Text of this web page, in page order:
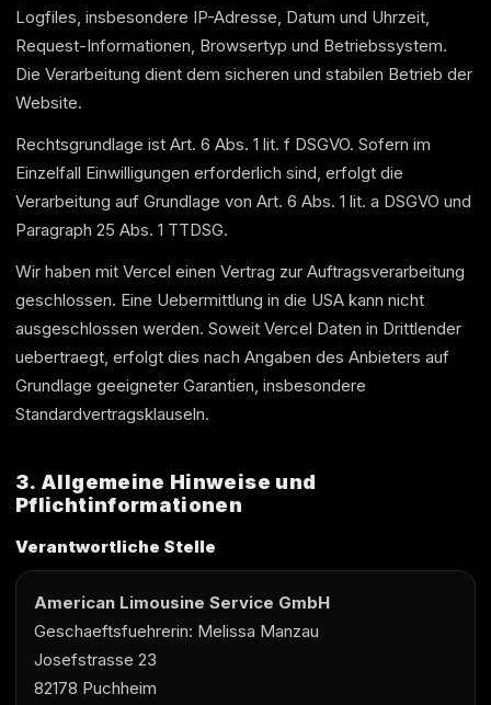
Logfiles, insbesondere IP-Adresse, Datum und Uhrzeit,
Request-Informationen, Browsertyp und Betriebssystem.
Die Verarbeitung dient dem sicheren und stabilen Betrieb der
Website.
Rechtsgrundlage ist Art. 6 Abs. 1 lit. f DSGVO. Sofern im
Einzelfall Einwilligungen erforderlich sind, erfolgt die
Verarbeitung auf Grundlage von Art. 6 Abs. 1 lit. a DSGVO und
Paragraph 25 Abs. 1 TTDSG.
Wir haben mit Vercel einen Vertrag zur Auftragsverarbeitung
geschlossen. Eine Uebermittlung in die USA kann nicht
ausgeschlossen werden. Soweit Vercel Daten in Drittlender
uebertraegt, erfolgt dies nach Angaben des Anbieters auf
Grundlage geeigneter Garantien, insbesondere
Standardvertragsklauseln.
3. Allgemeine Hinweise und
Pflichtinformationen
Verantwortliche Stelle
American Limousine Service GmbH
Geschaeftsfuehrerin: Melissa Manzau
Josefstrasse 23
82178 Puchheim